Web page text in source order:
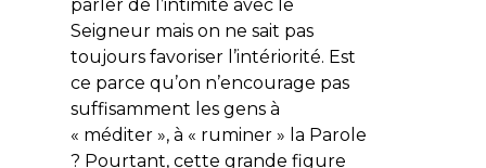
parler de l’intimité avec le
Seigneur mais on ne sait pas
toujours favoriser l’intériorité. Est
ce parce qu’on n’encourage pas
suffisamment les gens à
« méditer », à « ruminer » la Parole
? Pourtant, cette grande figure